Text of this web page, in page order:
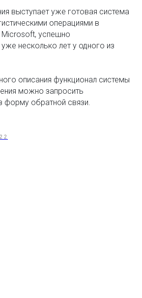
выступает уже готовая система
операциями в
Microsoft, успешно
несколько лет у одного из
описания функционал системы
можно запросить
форму обратной связи.